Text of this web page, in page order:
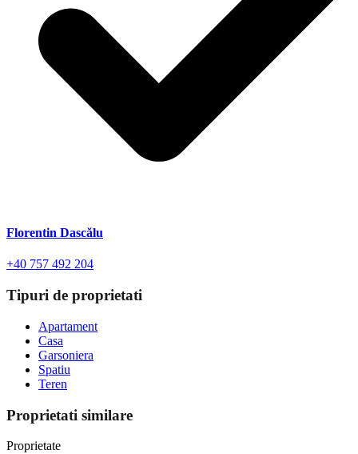
Florentin Dascălu
+40 757 492 204
Tipuri de proprietati
Apartament
Casa
Garsoniera
Spatiu
Teren
Proprietati similare
Proprietate